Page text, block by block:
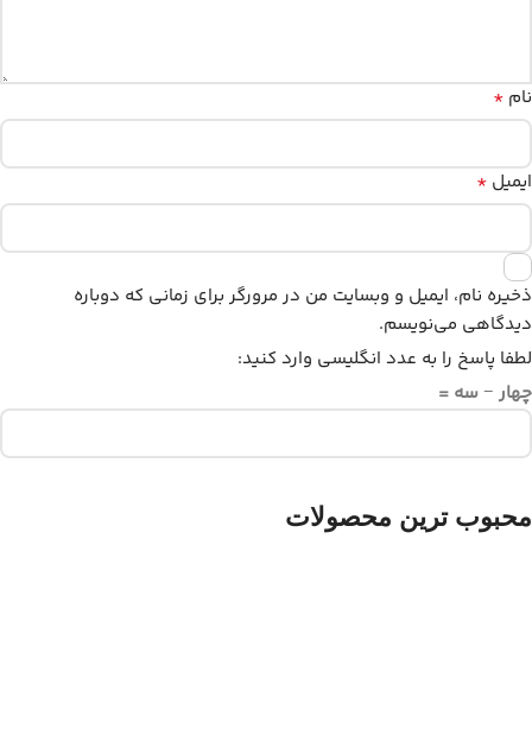
نام *
ایمیل *
ذخیره نام، ایمیل و وبسایت من در مرورگر برای زمانی که دوباره
دیدگاهی می‌نویسم.
لطفا پاسخ را به عدد انگلیسی وارد کنید:
چهار − سه =
محبوب ترین محصولات